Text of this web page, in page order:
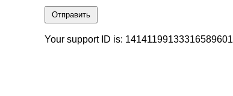
Отправить
Your support ID is: 14141199133316589601